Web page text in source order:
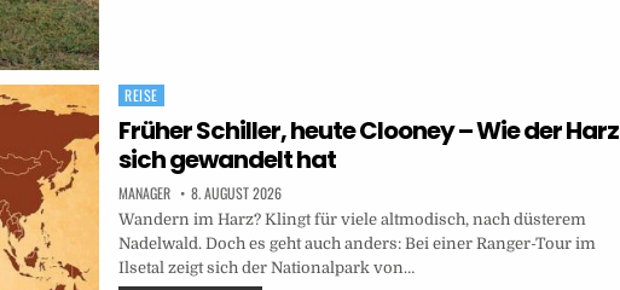
Posted
in
REISE
Früher Schiller, heute Clooney – Wie der Harz
sich gewandelt hat
MANAGER 8. AUGUST 2026
Wandern im Harz? Klingt für viele altmodisch, nach düsterem
Nadelwald. Doch es geht auch anders: Bei einer Ranger-Tour im
Ilsetal zeigt sich der Nationalpark von…